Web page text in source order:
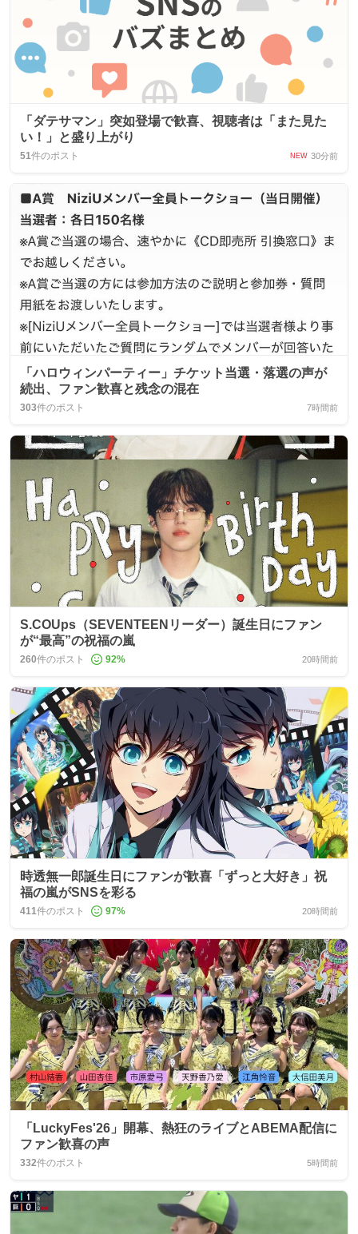
「ダテサマン」突如登場で歓喜、視聴者は「また見た
い！」と盛り上がり
51件のポスト NEW 30分前
「ハロウィンパーティー」チケット当選・落選の声が
続出、ファン歓喜と残念の混在
303件のポスト 7時間前
S.COUps（SEVENTEENリーダー）誕生日にファン
が“最高”の祝福の嵐
260件のポスト 92% 20時間前
時透無一郎誕生日にファンが歓喜「ずっと大好き」祝
福の嵐がSNSを彩る
411件のポスト 97% 20時間前
「LuckyFes'26」開幕、熱狂のライブとABEMA配信に
ファン歓喜の声
332件のポスト 5時間前